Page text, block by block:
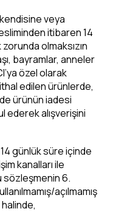
veya
itibaren 14
olmaksızın
bayramlar, anneler
özel olarak
edilen ürünlerde,
ürünün iadesi
ederek alışverişini
14 günlük süre içinde
kanalları ile
sözleşmenin 6.
açılmamış
halinde,